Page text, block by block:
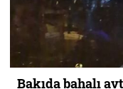
Bakıda bahalı